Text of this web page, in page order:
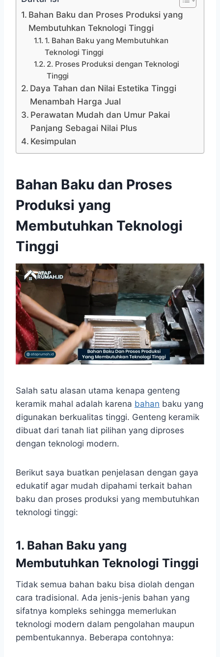
Bahan Baku dan Proses Produksi yang
Membutuhkan Teknologi Tinggi
1. Bahan Baku yang Membutuhkan
Teknologi Tinggi
2. Proses Produksi dengan Teknologi
Tinggi
Daya Tahan dan Nilai Estetika Tinggi
Menambah Harga Jual
Perawatan Mudah dan Umur Pakai
Panjang Sebagai Nilai Plus
Kesimpulan
Bahan Baku dan Proses
Produksi yang
Membutuhkan Teknologi
Tinggi
Salah satu alasan utama kenapa genteng
keramik mahal adalah karena bahan baku yang
digunakan berkualitas tinggi. Genteng keramik
dibuat dari tanah liat pilihan yang diproses
dengan teknologi modern.
Berikut saya buatkan penjelasan dengan gaya
edukatif agar mudah dipahami terkait bahan
baku dan proses produksi yang membutuhkan
teknologi tinggi:
1. Bahan Baku yang
Membutuhkan Teknologi Tinggi
Tidak semua bahan baku bisa diolah dengan
cara tradisional. Ada jenis-jenis bahan yang
sifatnya kompleks sehingga memerlukan
teknologi modern dalam pengolahan maupun
pembentukannya. Beberapa contohnya: